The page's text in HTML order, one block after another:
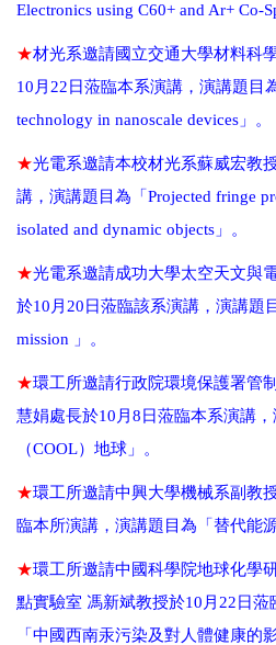
Electronics using C60+ and Ar+ Co-
★材光系邀請國立交通大學材料科
10 月 22 日蒞臨本系演講，演講題目
technology in nanoscale devices」。
★光電系邀請本校材光系蘇威宏教
講，演講題目為「 Projected fringe
isolated and dynamic objects 」。
★光電系邀請成功大學太空天文與
於10 月 20 日蒞臨該系演講，演講題
mission
」。
★環工所邀請行政院環境保護署管
慧娟處長於10月8日蒞臨本系演講
（COOL） 地球 」。
★環工所邀請中興大學機械系副教
臨本所演講，演講題目為「替代能
★環工所邀請中國科學院地球化學
點實驗室 馮新斌教授於10 月 22 日蒞
「中國西南汞污染及對人體健康的